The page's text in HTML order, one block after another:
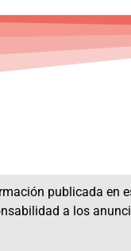
publicada en
a los